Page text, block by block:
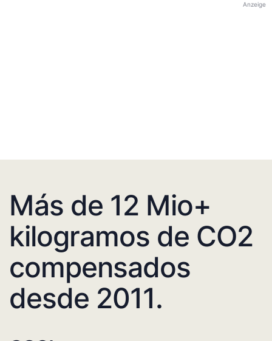
Anzeige
Más de 12 Mio+
kilogramos de CO2
compensados
desde 2011.